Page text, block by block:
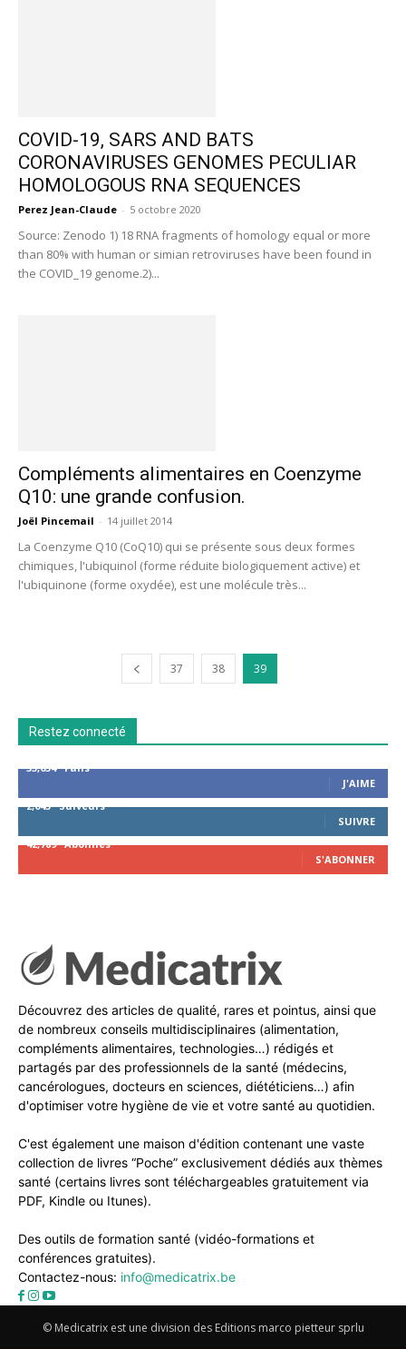
COVID-19, SARS AND BATS
CORONAVIRUSES GENOMES PECULIAR
HOMOLOGOUS RNA SEQUENCES
Perez Jean-Claude - 5 octobre 2020
Source: Zenodo 1) 18 RNA fragments of homology equal or more
than 80% with human or simian retroviruses have been found in
the COVID_19 genome.2)...
Compléments alimentaires en Coenzyme
Q10: une grande confusion.
Joël Pincemail - 14 juillet 2014
La Coenzyme Q10 (CoQ10) qui se présente sous deux formes
chimiques, l'ubiquinol (forme réduite biologiquement active) et
l'ubiquinone (forme oxydée), est une molécule très...
37 38 39
Restez connecté
53,654
Fans
J'AIME
2,043 Suiveurs
SUIVRE
42,789 Abonnés
S'ABONNER
Découvrez des articles de qualité, rares et pointus, ainsi que
de nombreux conseils multidisciplinaires (alimentation,
compléments alimentaires, technologies…) rédigés et
partagés par des professionnels de la santé (médecins,
cancérologues, docteurs en sciences, diététiciens…) afin
d'optimiser votre hygiène de vie et votre santé au quotidien.
C'est également une maison d'édition contenant une vaste
collection de livres “Poche” exclusivement dédiés aux thèmes
santé (certains livres sont téléchargeables gratuitement via
PDF, Kindle ou Itunes).
Des outils de formation santé (vidéo-formations et
conférences gratuites).
Contactez-nous: info@medicatrix.be
© Medicatrix est une division des Editions marco pietteur sprlu